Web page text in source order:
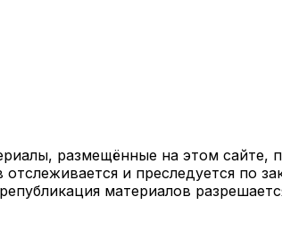
размещённые на этом
и преследуется по
материалов